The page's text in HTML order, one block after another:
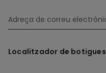
Localitzador de botigues